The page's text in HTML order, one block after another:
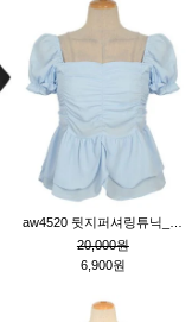
20,000원
6,900원